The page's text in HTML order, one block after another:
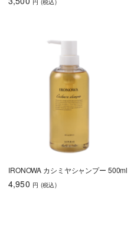
うねり・くせ毛
ツヤ
円 (税込)
IRONOWA カシミヤシャンプー 500ml
4,950 円 (税込)